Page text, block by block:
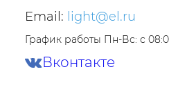
Email: light@el.ru
График работы Пн-Вс: с
Вконтакте